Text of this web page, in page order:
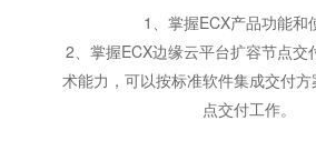
1、掌握ECX产品功能和
2、掌握ECX边缘云平台扩容节点交
术能力，可以按标准软件集成交付
点交付工作。